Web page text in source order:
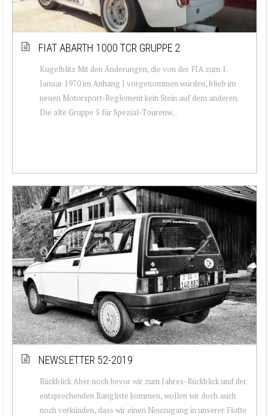
FIAT ABARTH 1000 TCR GRUPPE 2
Kugelblitz Mit den Änderungen, die von der FIA zum 1.
Januar 1970 im Anhang J vorgenommen wurden, blieb im
neuen Motorsport-Reglement kein Stein auf dem anderen.
Die alte Gruppe 5 für Spezial-Tourenw...
NEWSLETTER 52-2019
Rückblick Aber noch bevor wir zum Jahres-Rückblick und der
entsprechenden Rangliste kommen, wollen wir doch auch
noch verkünden, dass wir einen Neuzugang in unserer Flotte